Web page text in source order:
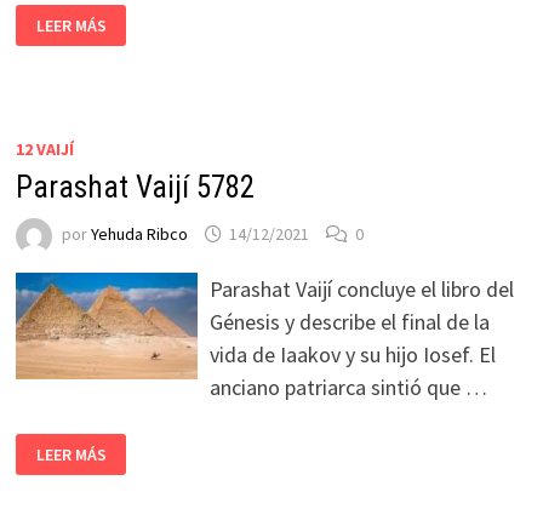
LEER MÁS
12 VAIJÍ
Parashat Vaijí 5782
porYehuda Ribco 14/12/2021 0
Parashat Vaijí concluye el libro del
Génesis y describe el final de la
vida de Iaakov y su hijo Iosef. El
anciano patriarca sintió que …
LEER MÁS